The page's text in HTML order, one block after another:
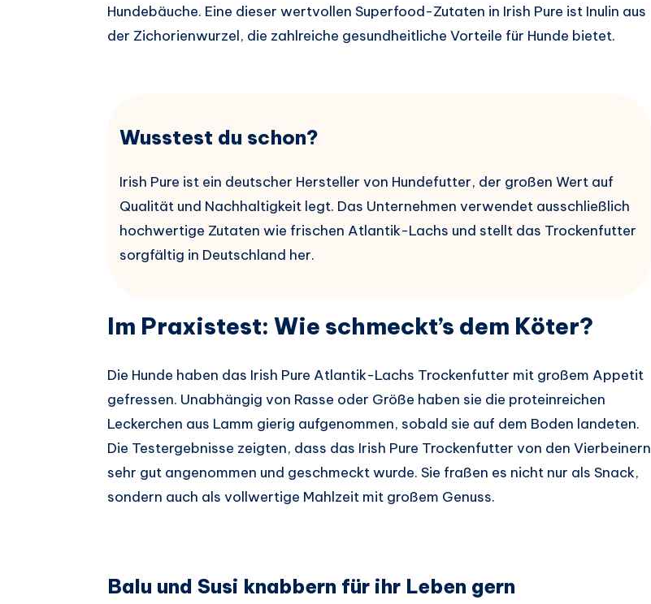
Hundebäuche. Eine dieser wertvollen Superfood-Zutaten in Irish Pure ist Inulin aus
der Zichorienwurzel, die zahlreiche gesundheitliche Vorteile für Hunde bietet.
Wusstest du schon?
Irish Pure ist ein deutscher Hersteller von Hundefutter, der großen Wert auf
Qualität und Nachhaltigkeit legt. Das Unternehmen verwendet ausschließlich
hochwertige Zutaten wie frischen Atlantik-Lachs und stellt das Trockenfutter
sorgfältig in Deutschland her.
Im Praxistest: Wie schmeckt’s dem Köter?
Die Hunde haben das Irish Pure Atlantik-Lachs Trockenfutter mit großem Appetit
gefressen. Unabhängig von Rasse oder Größe haben sie die proteinreichen
Leckerchen aus Lamm gierig aufgenommen, sobald sie auf dem Boden landeten.
Die Testergebnisse zeigten, dass das Irish Pure Trockenfutter von den Vierbeinern
sehr gut angenommen und geschmeckt wurde. Sie fraßen es nicht nur als Snack,
sondern auch als vollwertige Mahlzeit mit großem Genuss.
Balu und Susi knabbern für ihr Leben gern